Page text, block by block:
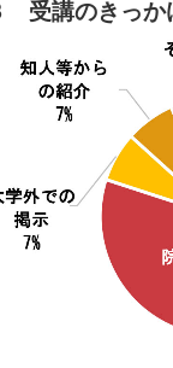
受講のきっか